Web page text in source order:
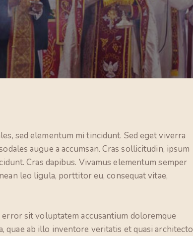
sed elementum mi tincidunt. Sed eget viverra
augue a accumsan. Cras sollicitudin, ipsum
Cras dapibus. Vivamus elementum semper
leo ligula, porttitor eu, consequat vitae,
sit voluptatem accusantium doloremque
quae ab illo inventore veritatis et quasi architecto